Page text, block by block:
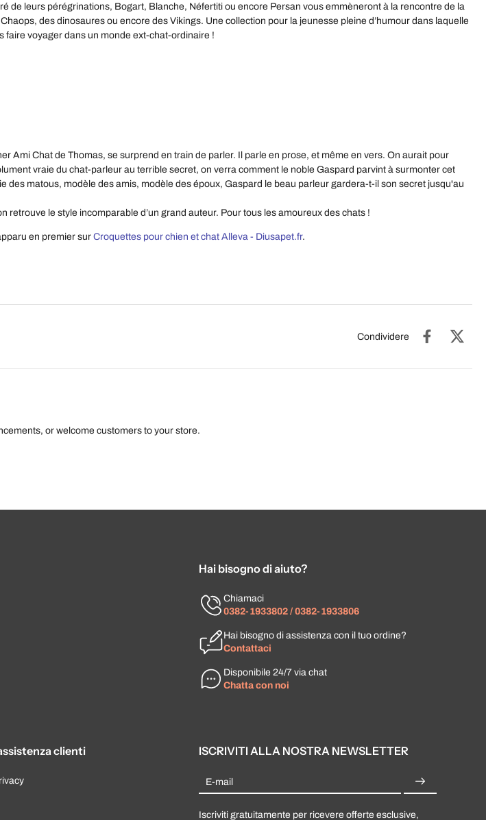
de leurs pérégrinations, Bogart, Blanche, Néfertiti ou encore Persan vous emmèneront à la rencontre de la
des dinosaures ou encore des Vikings. Une collection pour la jeunesse pleine d’humour dans laquelle
faire voyager dans un monde ext-chat-ordinaire !
Ami Chat de Thomas, se surprend en train de parler. Il parle en prose, et même en vers. On aurait pour
vraie du chat-parleur au terrible secret, on verra comment le noble Gaspard parvint à surmonter cet
des matous, modèle des amis, modèle des époux, Gaspard le beau parleur gardera-t-il son secret jusqu'au
retrouve le style incomparable d’un grand auteur. Pour tous les amoureux des chats !
en premier sur Croquettes pour chien et chat Alleva - Diusapet.fr.
Condividere
or welcome customers to your store.
Hai bisogno di aiuto?
Chiamaci
0382-1933802 / 0382-1933806
Hai bisogno di assistenza con il tuo ordine?
Contattaci
Disponibile 24/7 via chat
Chatta con noi
clienti ISCRIVITI ALLA NOSTRA NEWSLETTER
E-mail
Iscriviti gratuitamente per ricevere offerte esclusive,